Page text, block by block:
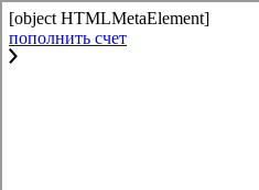
[object HTMLMetaElement]
пополнить счет